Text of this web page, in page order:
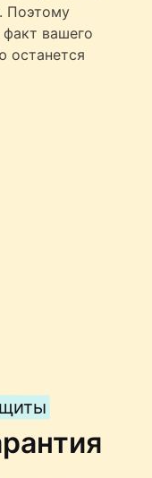
Поэтому
вашего
останется